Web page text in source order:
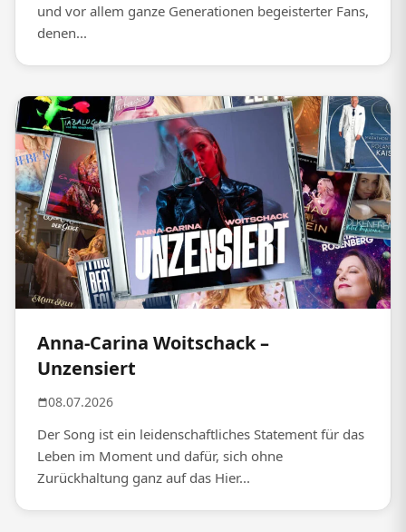
und vor allem ganze Generationen begeisterter Fans,
denen...
Anna-Carina Woitschack –
Unzensiert
08.07.2026
Der Song ist ein leidenschaftliches Statement für das
Leben im Moment und dafür, sich ohne
Zurückhaltung ganz auf das Hier...